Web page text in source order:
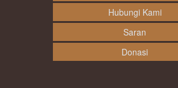
Hubungi Kami
Saran
Donasi